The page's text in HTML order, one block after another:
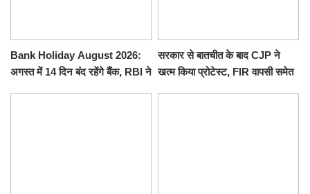
Bank Holiday August 2026:
अगस्त में 14 दिन बंद रहेंगे बैंक, RBI ने
सरकार से बातचीत के बाद CJP ने
खत्म किया प्रोटेस्ट, FIR वापसी समेत